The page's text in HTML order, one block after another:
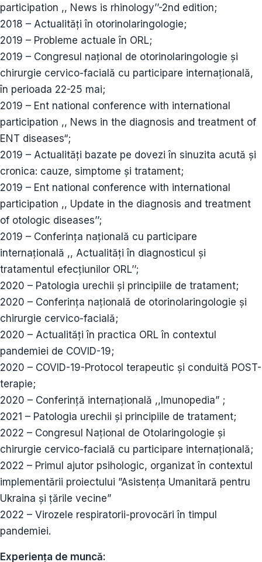
participation ,, News is rhinology’’-2nd edition;
2018 – Actualități în otorinolaringologie;
2019 – Probleme actuale în ORL;
2019 – Congresul național de otorinolaringologie și
chirurgie cervico-facială cu participare internațională,
în perioada 22-25 mai;
2019 – Ent national conference with international
participation ,, News in the diagnosis and treatment of
ENT diseases“;
2019 – Actualități bazate pe dovezi în sinuzita acută și
cronica: cauze, simptome și tratament;
2019 – Ent national conference with international
participation ,, Update in the diagnosis and treatment
of otologic diseases’’;
2019 – Conferința națională cu participare
internațională ,, Actualități în diagnosticul și
tratamentul efecțiunilor ORL’’;
2020 – Patologia urechii și principiile de tratament;
2020 – Conferința națională de otorinolaringologie și
chirurgie cervico-facială;
2020 – Actualități în practica ORL în contextul
pandemiei de COVID-19;
2020 – COVID-19-Protocol terapeutic și conduită POST-
terapie;
2020 – Conferință internațională ,,Imunopedia” ;
2021 – Patologia urechii și principiile de tratament;
2022 – Congresul Național de Otolaringologie și
chirurgie cervico-facială cu participare internațională;
2022 – Primul ajutor psihologic, organizat în contextul
implementării proiectului ”Asistența Umanitară pentru
Ukraina și țările vecine”
2022 – Virozele respiratorii-provocări în timpul
pandemiei.
Experiența de muncă: